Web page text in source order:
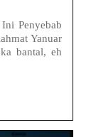
Penyebab
Yanuar
bantal, eh